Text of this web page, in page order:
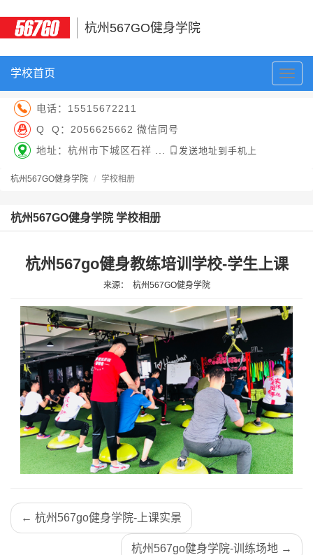
杭州567GO健身学院
切
换
学校首页
电话： 15515672211
Q Q： 2056625662 微信同号
地址：杭州市下城区石祥 ...
发送地址到手机上
杭州567GO健身学院 学校相册
杭州567GO健身学院 学校相册
杭州567go健身教练培训学校-学生上课
来源： 杭州567GO健身学院
← 杭州567go健身学院-上课实景
杭州567go健身学院-训练场地 →